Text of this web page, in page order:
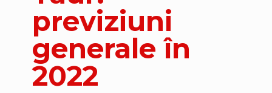
previziuni
generale în
2022